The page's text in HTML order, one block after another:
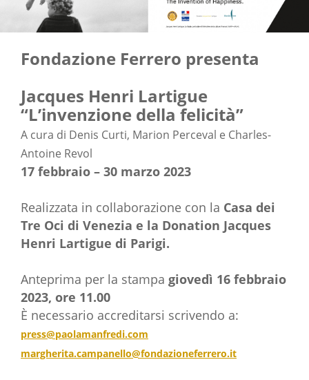
Fondazione Ferrero presenta
Jacques Henri Lartigue
“L’invenzione della felicità”
A cura di Denis Curti, Marion Perceval e Charles-
Antoine Revol
17 febbraio – 30 marzo 2023
Realizzata in collaborazione con la Casa dei
Tre Oci di Venezia e la Donation Jacques
Henri Lartigue di Parigi.
Anteprima per la stampa giovedì 16 febbraio
2023, ore 11.00
È necessario accreditarsi scrivendo a:
press@paolamanfredi.com
margherita.campanello@fondazioneferrero.it